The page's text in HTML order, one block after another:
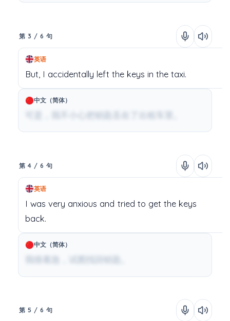
第 3 / 6 句
英语
But, I accidentally left the keys in the taxi.
中文（简体）
可是，我不小心把钥匙丢在了出租车里。
第 4 / 6 句
英语
I was very anxious and tried to get the keys
back.
中文（简体）
第 5 / 6 句